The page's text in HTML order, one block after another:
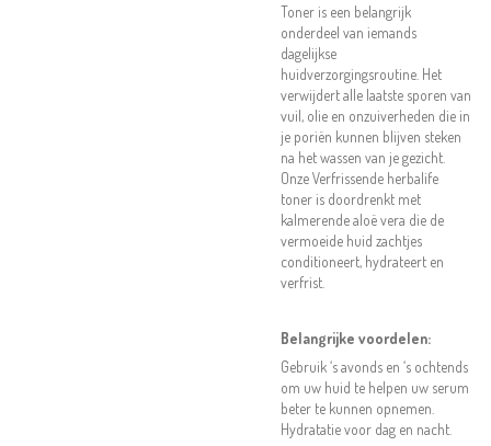
Toner is een belangrijk
onderdeel van iemands
dagelijkse
huidverzorgingsroutine. Het
verwijdert alle laatste sporen van
vuil, olie en onzuiverheden die in
je poriën kunnen blijven steken
na het wassen van je gezicht.
Onze Verfrissende herbalife
toner is doordrenkt met
kalmerende aloë vera die de
vermoeide huid zachtjes
conditioneert, hydrateert en
verfrist.
Belangrijke voordelen:
Gebruik ‘s avonds en ‘s ochtends
om uw huid te helpen uw serum
beter te kunnen opnemen.
Hydratatie voor dag en nacht.